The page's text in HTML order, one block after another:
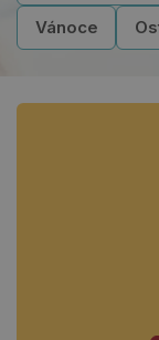
Vánoce